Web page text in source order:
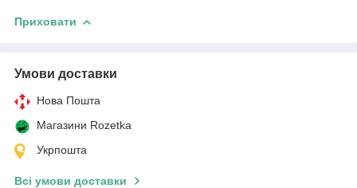
Приховати
Умови доставки
Нова Пошта
Магазини Rozetka
Укрпошта
Всі умови доставки